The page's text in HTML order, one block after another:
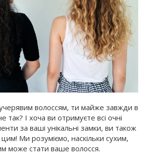
волоссям, ти майже завжди в
так? І хоча ви отримуєте всі очні
за ваші унікальні замки, ви також
Ми розуміємо, наскільки сухим,
може стати ваше волосся.